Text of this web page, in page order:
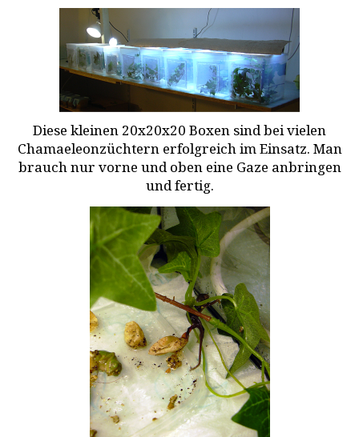
Diese kleinen 20x20x20 Boxen sind bei vielen
Chamaeleonzüchtern erfolgreich im Einsatz. Man
brauch nur vorne und oben eine Gaze anbringen
und fertig.